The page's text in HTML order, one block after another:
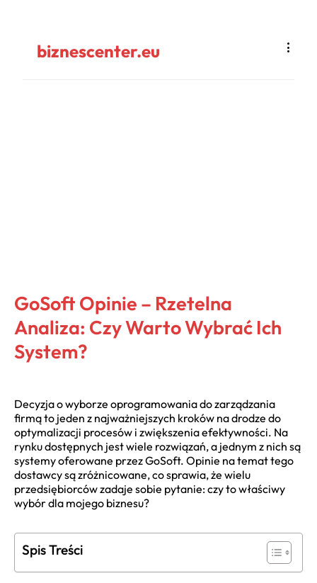
biznescenter.eu
GoSoft Opinie – Rzetelna
Analiza: Czy Warto Wybrać Ich
System?
Decyzja o wyborze oprogramowania do zarządzania
firmą to jeden z najważniejszych kroków na drodze do
optymalizacji procesów i zwiększenia efektywności. Na
rynku dostępnych jest wiele rozwiązań, a jednym z nich są
systemy oferowane przez GoSoft. Opinie na temat tego
dostawcy są zróżnicowane, co sprawia, że wielu
przedsiębiorców zadaje sobie pytanie: czy to właściwy
wybór dla mojego biznesu?
Spis Treści